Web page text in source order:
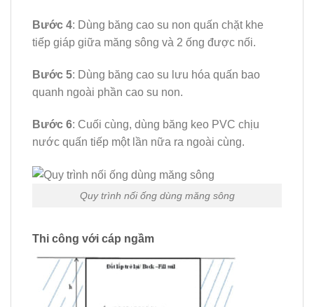
Bước 4: Dùng băng cao su non quấn chặt khe
tiếp giáp giữa măng sông và 2 ống được nối.
Bước 5: Dùng băng cao su lưu hóa quấn bao
quanh ngoài phần cao su non.
Bước 6: Cuối cùng, dùng băng keo PVC chịu
nước quấn tiếp một lần nữa ra ngoài cùng.
Quy trình nối ống dùng măng sông
Thi công với cáp ngầm